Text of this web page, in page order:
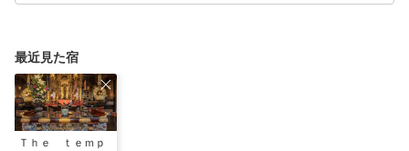
最近見た宿
Ｔｈｅ ｔｅｍｐ